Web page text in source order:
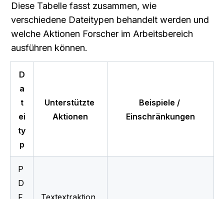
Diese Tabelle fasst zusammen, wie
verschiedene Dateitypen behandelt werden und
welche Aktionen Forscher im Arbeitsbereich
ausführen können.
D
a
t
ei
ty
p
Unterstützte
Aktionen
Beispiele /
Einschränkungen
P
D